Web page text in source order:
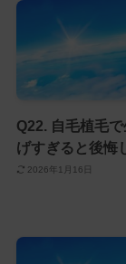
Q22. 自毛植毛
げすぎると後悔
2026年1月16日